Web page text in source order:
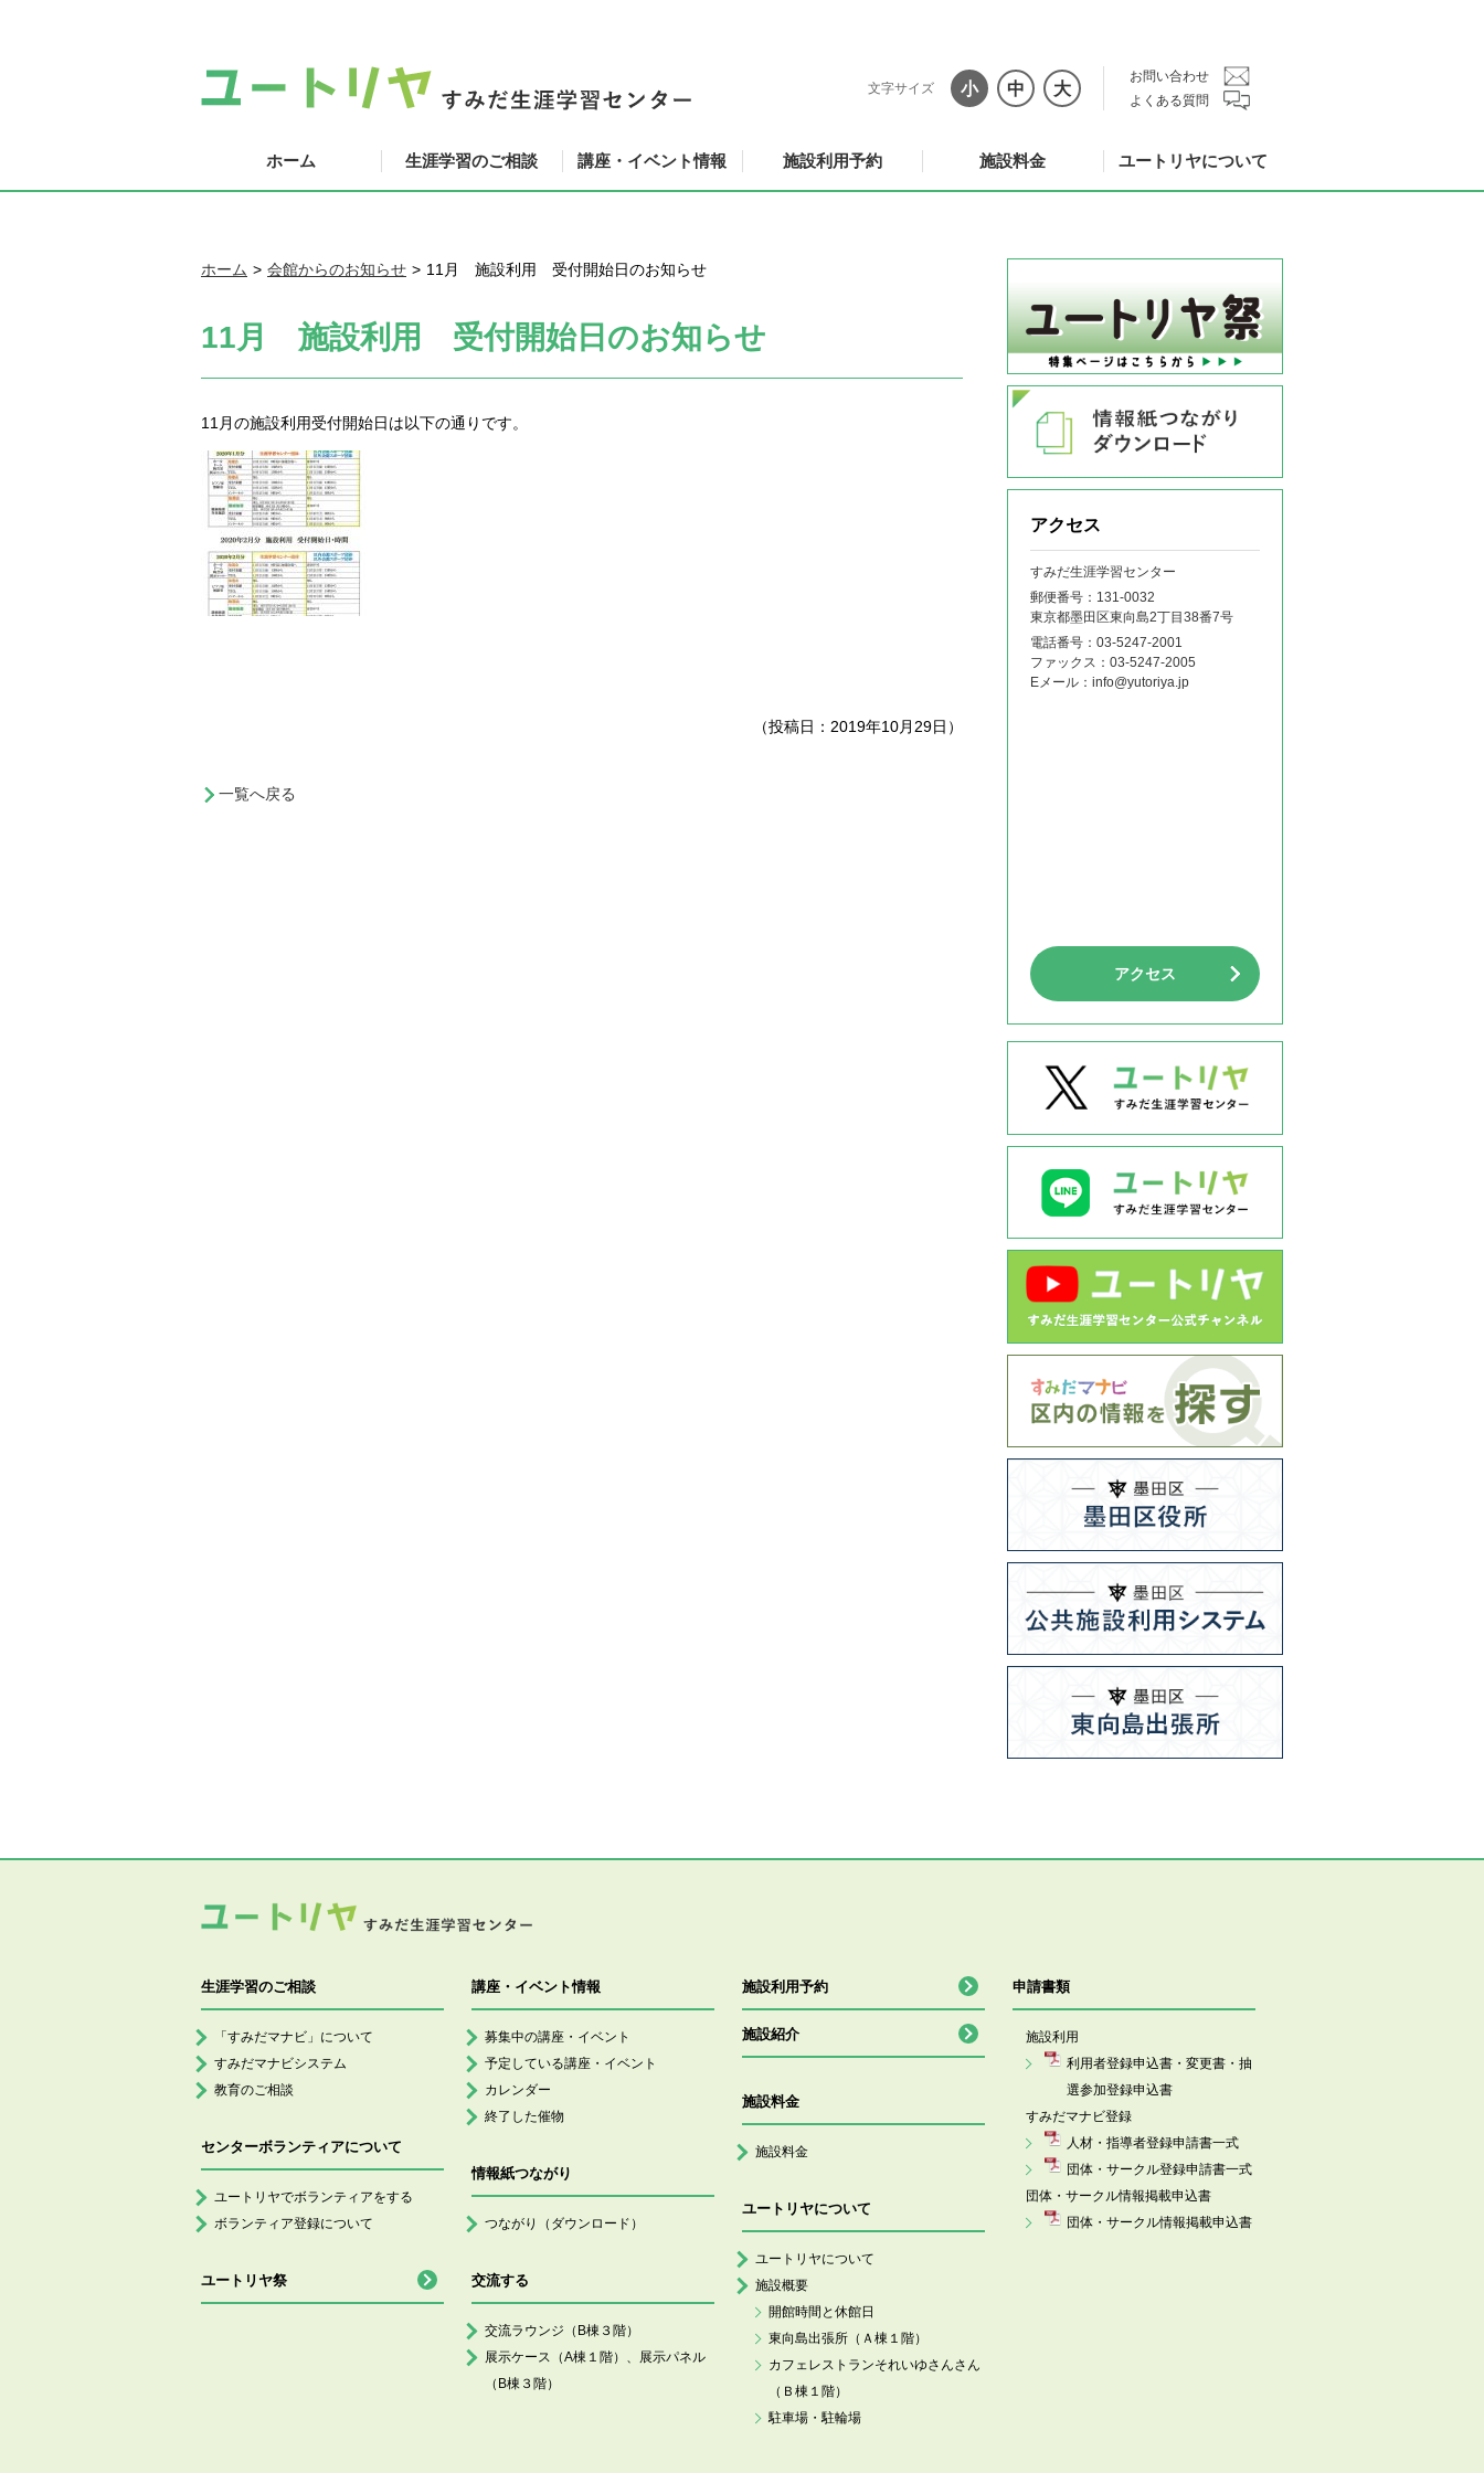
文字サイズ 小 中 大
お問い合わせ
よくある質問
ホーム 生涯学習のご相談 講座・イベント情報 施設利用予約 施設料金 ユートリヤについて
ホーム 会館からのお知らせ 11月 施設利用 受付開始日のお知らせ
11月 施設利用 受付開始日のお知らせ
11月の施設利用受付開始日は以下の通りです。
（投稿日：2019年10月29日）
一覧へ戻る
アクセス
すみだ生涯学習センター
郵便番号：131‐0032
東京都墨田区東向島2丁目38番7号
電話番号： 03-5247-2001
ファックス： 03-5247-2005
Eメール： info@yutoriya.jp
アクセス
生涯学習のご相談
「すみだマナビ」について
すみだマナビシステム
教育のご相談
センターボランティアについて
ユートリヤでボランティアをする
ボランティア登録について
ユートリヤ祭
講座・イベント情報
募集中の講座・イベント
予定している講座・イベント
カレンダー
終了した催物
情報紙つながり
つながり（ダウンロード）
交流する
交流ラウンジ（B棟３階）
展示ケース（A棟１階）、展示パネル
（B棟３階）
施設利用予約
施設紹介
施設料金
施設料金
ユートリヤについて
ユートリヤについて
施設概要
開館時間と休館日
東向島出張所（Ａ棟１階）
カフェレストランそれいゆさんさん
（Ｂ棟１階）
駐車場・駐輪場
申請書類
施設利用
利用者登録申込書・変更書・抽
選参加登録申込書
すみだマナビ登録
人材・指導者登録申請書一式
団体・サークル登録申請書一式
団体・サークル情報掲載申込書
団体・サークル情報掲載申込書